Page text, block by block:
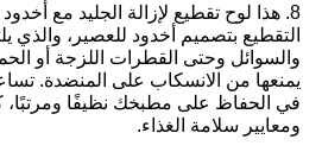
8. هذا لوح تقطيع لإزالة الجليد مع
التقطيع بتصميم أخدود للعصير، والذي
والسوائل وحتى القطرات اللزجة أو
يمنعها من الانسكاب على المنضدة.
في الحفاظ على مطبخك نظيفًا ومرتبًا،
ومعايير سلامة الغذاء.